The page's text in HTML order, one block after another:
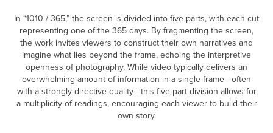
In “1010 / 365,” the screen is divided into five parts, with each cut
representing one of the 365 days. By fragmenting the screen,
the work invites viewers to construct their own narratives and
imagine what lies beyond the frame, echoing the interpretive
openness of photography. While video typically delivers an
overwhelming amount of information in a single frame—often
with a strongly directive quality—this five-part division allows for
a multiplicity of readings, encouraging each viewer to build their
own story.